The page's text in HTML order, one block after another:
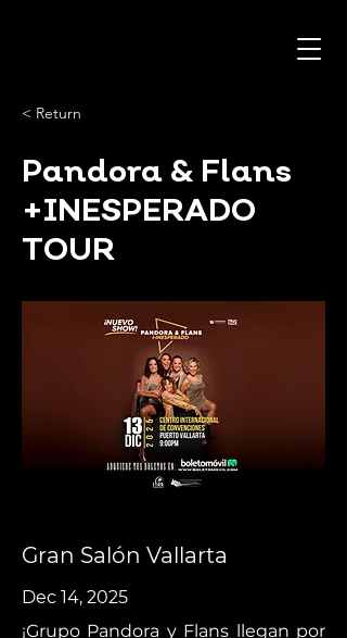
< Return
Pandora & Flans
+INESPERADO
TOUR
Gran Salón Vallarta
Dec 14, 2025
¡Grupo Pandora y Flans llegan por